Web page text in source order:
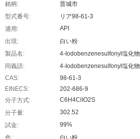
銘柄:
晋城市
型式番号:
リア98-61-3
適用:
API
出現:
白い粉
製品名:
4-Iodobenzenesulfonyl塩化物
同義語:
4-Iodobenzenesulfonyl塩化物
CAS:
98-61-3
EINECS:
202-686-9
分子方式:
C6H4ClIO2S
分子量:
302.52
試金:
99%
色:
白い粉